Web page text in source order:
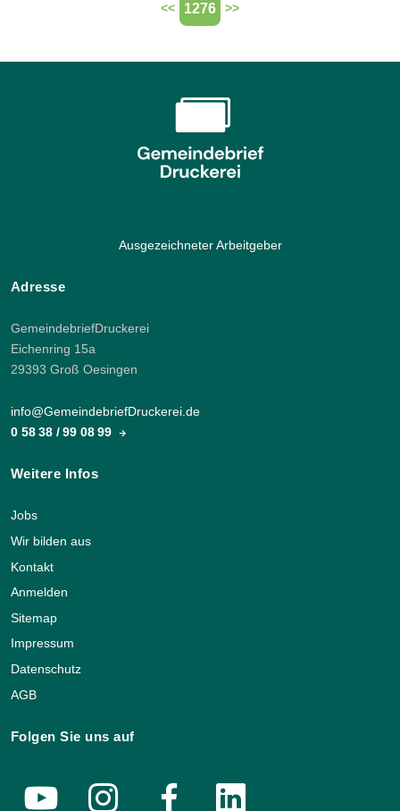
<< 1276 >>
Ausgezeichneter Arbeitgeber
Adresse
GemeindebriefDruckerei
Eichenring 15a
29393 Groß Oesingen
info@GemeindebriefDruckerei.de
0 58 38 / 99 08 99
Weitere Infos
Jobs
Wir bilden aus
Kontakt
Anmelden
Sitemap
Impressum
Datenschutz
AGB
Folgen Sie uns auf